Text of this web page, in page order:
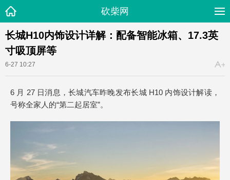
砍柴网
长城H10内饰设计详解：配备智能冰箱、17.3英
寸吸顶屏等
6-27 10:27
6 月 27 日消息，长城汽车昨晚发布长城 H10 内饰设计解读，
号称全家人的“第二起居室”。